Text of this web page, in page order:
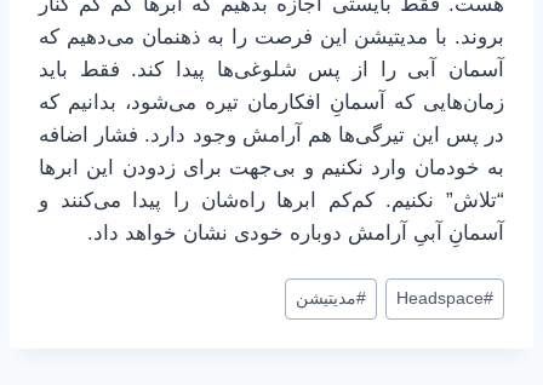
بروند. با مدیتیشن این فرصت را به ذهنمان می‌دهیم که
آسمان آبی را از پس شلوغی‌ها پیدا کند. فقط باید
زمان‌هایی که آسمانِ افکارمان تیره می‌شود، بدانیم که
در پس این تیرگی‌ها هم آرامش وجود دارد. فشار اضافه
به خودمان وارد نکنیم و بی‌جهت برای زدودن این ابرها
“تلاش” نکنیم. کم‌کم ابرها راه‌شان را پیدا می‌کنند و
آسمانِ آبیِ آرامش دوباره خودی نشان خواهد داد.
برچسب‌های
نوشته:
#
Headspace
#مدیتیشن